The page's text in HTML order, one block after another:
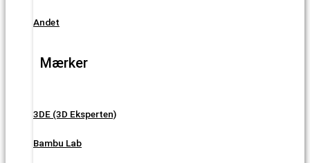
Andet
Mærker
3DE (3D Eksperten)
Bambu Lab